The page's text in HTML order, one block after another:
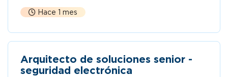
Hace 1 mes
Arquitecto de soluciones senior -
seguridad electrónica